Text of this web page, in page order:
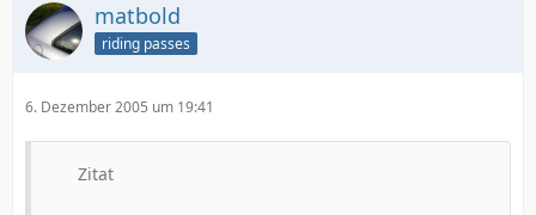
matbold
riding passes
6. Dezember 2005 um 19:41
Zitat